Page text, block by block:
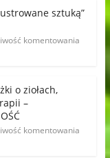
sztuką”
komentowania
o ziołach,
–
komentowania